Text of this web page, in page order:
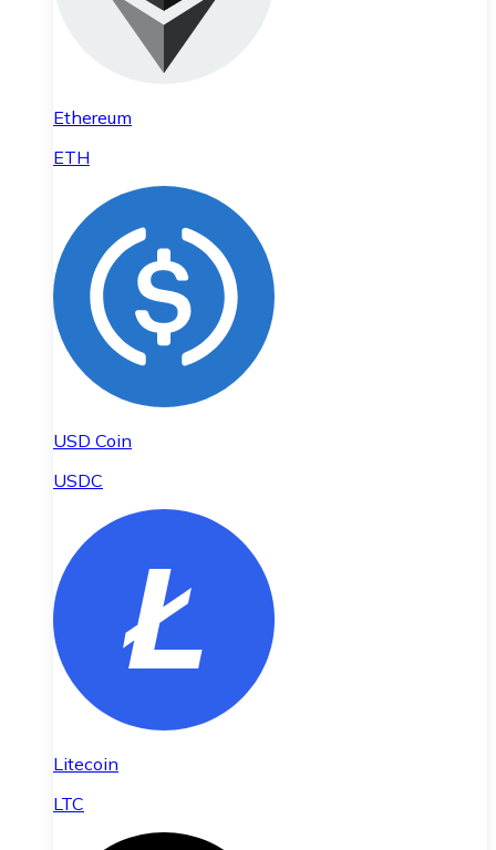
Ethereum
ETH
USD Coin
USDC
Litecoin
LTC